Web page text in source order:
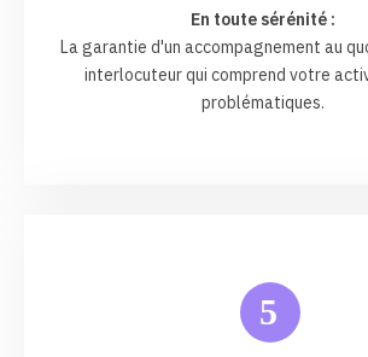
En toute sérénité :
La garantie d'un accompagnement au
interlocuteur qui comprend votre
problématiques.
5